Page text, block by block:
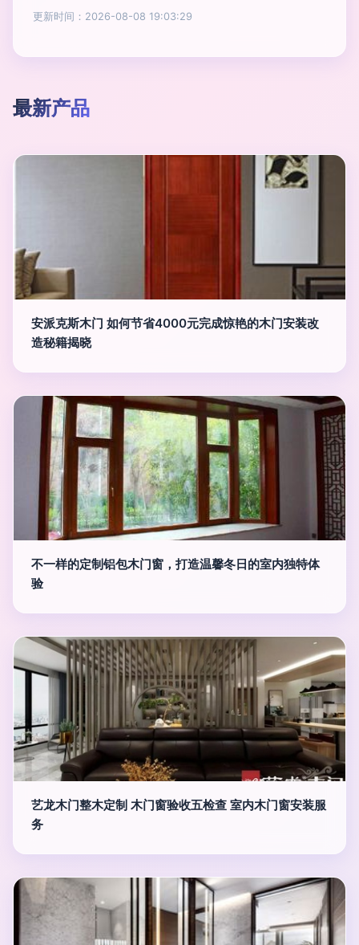
更新时间：2026-08-08 19:03:29
最新产品
安派克斯木门 如何节省4000元完成惊艳的木门安装改
造秘籍揭晓
不一样的定制铝包木门窗，打造温馨冬日的室内独特体
验
艺龙木门整木定制 木门窗验收五检查 室内木门窗安装服
务